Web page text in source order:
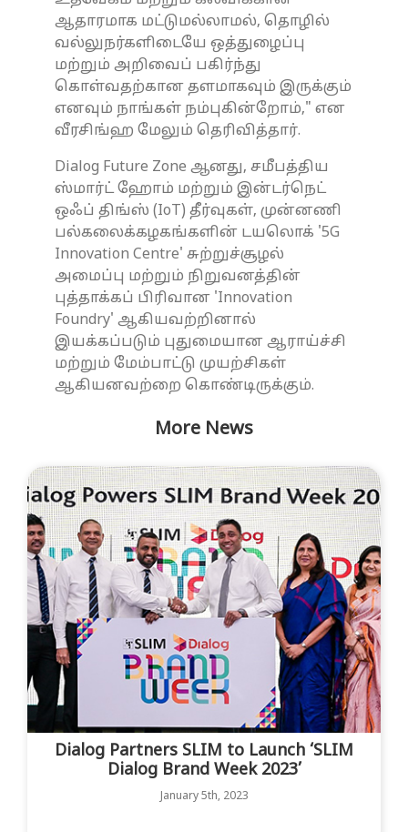
ஆதாரமாக மட்டுமல்லாமல், தொழில்
வல்லுநர்களிடையே ஒத்துழைப்பு
மற்றும் அறிவைப் பகிர்ந்து
கொள்வதற்கான தளமாகவும் இருக்கும்
எனவும் நாங்கள் நம்புகின்றோம்," என
வீரசிங்ஹ மேலும் தெரிவித்தார்.
Dialog Future Zone ஆனது, சமீபத்திய
ஸ்மார்ட் ஹோம் மற்றும் இன்டர்நெட்
ஒஃப் திங்ஸ் (IoT) தீர்வுகள், முன்னணி
பல்கலைக்கழகங்களின் டயலொக் '5G
Innovation Centre' சுற்றுச்சூழல்
அமைப்பு மற்றும் நிறுவனத்தின்
புத்தாக்கப் பிரிவான 'Innovation
Foundry' ஆகியவற்றினால்
இயக்கப்படும் புதுமையான ஆராய்ச்சி
மற்றும் மேம்பாட்டு முயற்சிகள்
ஆகியனவற்றை கொண்டிருக்கும்.
More News
Dialog Partners SLIM to Launch ‘SLIM
Dialog Brand Week 2023’
January 5th, 2023